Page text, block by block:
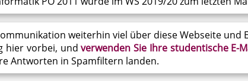
weiterhin viel über diese Webseite und
hier vorbei, undverwenden Sie Ihre studentische E-
Antworten in Spamfiltern landen.